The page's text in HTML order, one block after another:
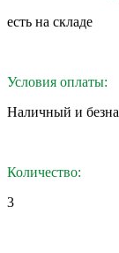
eсть на складе
Условия оплаты:
Наличный и
Количество:
3